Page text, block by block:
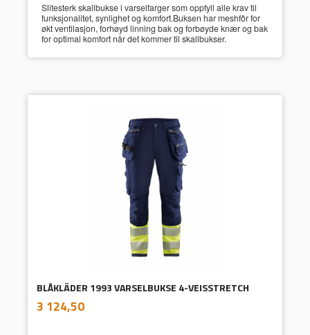
Slitesterk skallbukse i varselfarger som oppfyll alle krav til
funksjonalitet, synlighet og komfort.Buksen har meshfôr for
økt ventilasjon, forhøyd linning bak og forbøyde knær og bak
for optimal komfort når det kommer til skallbukser.
BLÅKLÄDER 1993 VARSELBUKSE 4-VEISSTRETCH
Pris
3 124,50mva.